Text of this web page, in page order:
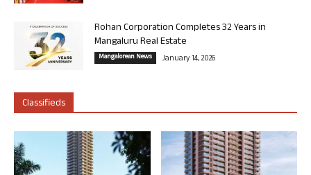
Rohan Corporation Completes 32 Years in
Mangaluru Real Estate
Mangalorean News January 14, 2026
Classifieds